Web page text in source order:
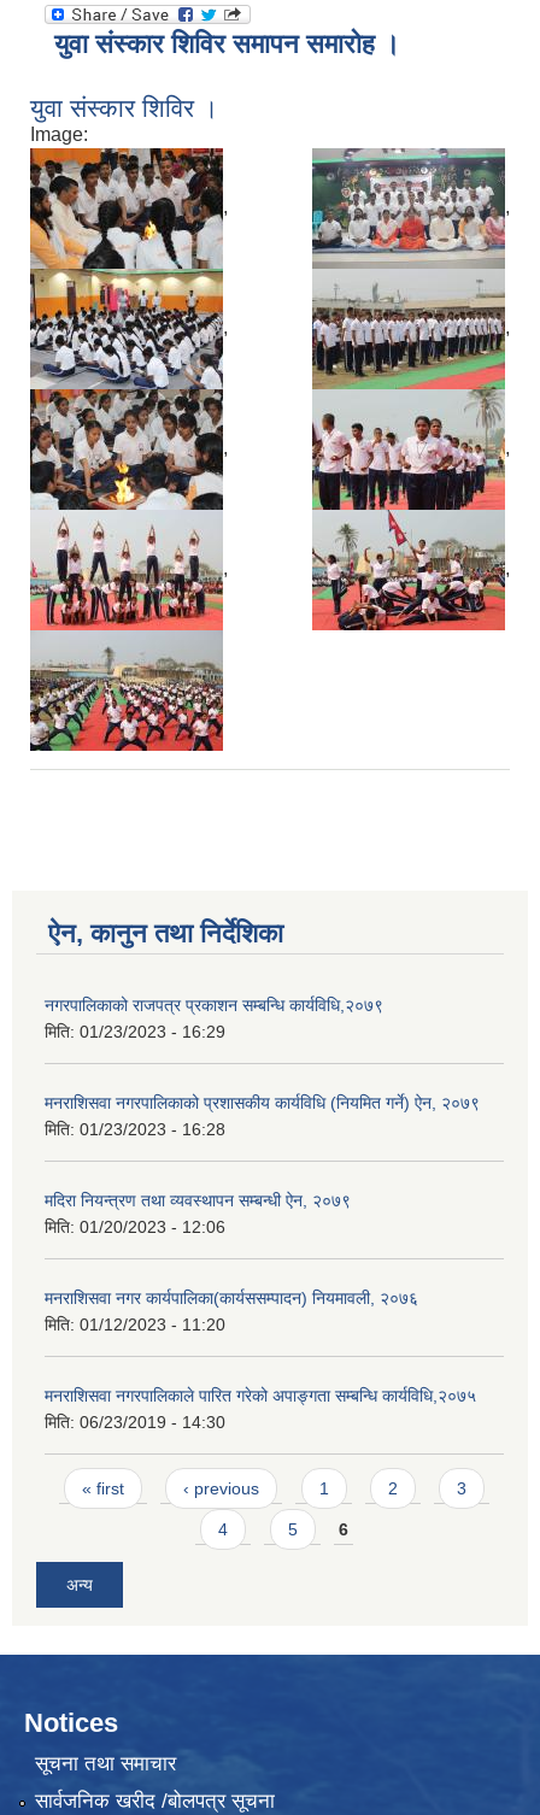
युवा संस्कार शिविर समापन समारोह ।
युवा संस्कार शिविर ।
Image:
, ,
, ,
, ,
, ,
ऐन, कानुन तथा निर्देशिका
नगरपालिकाको राजपत्र प्रकाशन सम्बन्धि कार्यविधि,२०७९
मिति: 01/23/2023 - 16:29
मनराशिसवा नगरपालिकाको प्रशासकीय कार्यविधि (नियमित गर्ने) ऐन, २०७९
मिति: 01/23/2023 - 16:28
मदिरा नियन्त्रण तथा व्यवस्थापन सम्बन्धी ऐन, २०७९
मिति: 01/20/2023 - 12:06
मनराशिसवा नगर कार्यपालिका(कार्यससम्पादन) नियमावली, २०७६
मिति: 01/12/2023 - 11:20
मनराशिसवा नगरपालिकाले पारित गरेको अपाङ्गता सम्बन्धि कार्यविधि,२०७५
मिति: 06/23/2019 - 14:30
Pages
« first ‹ previous 1 2 3
4 5 6
अन्य
Notices
सूचना तथा समाचार
सार्वजनिक खरीद /बोलपत्र सूचना